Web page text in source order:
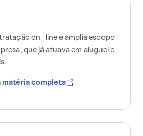
on-line e amplia escopo
que já atuava em aluguel e
matéria completa